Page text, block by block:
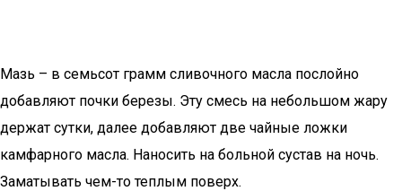
Мазь – в семьсот грамм сливочного масла послойно
добавляют почки березы. Эту смесь на небольшом жару
держат сутки, далее добавляют две чайные ложки
камфарного масла. Наносить на больной сустав на ночь.
Заматывать чем-то теплым поверх.